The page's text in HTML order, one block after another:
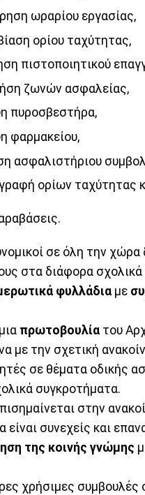
ωραρίου εργασίας,
ορίου ταχύτητας,
πιστοποιητικού
ζωνών ασφαλείας,
πυροσβεστήρα,
φαρμακείου,
ασφαλιστήριου
ορίων ταχύτητας
σε όλη την χώρα
στα διάφορα
φυλλάδια με
πρωτοβουλία του
με την σχετική
σε θέματα οδικής
συγκροτήματα.
στην
είναι συνεχείς και
της κοινής γνώμης
χρήσιμες